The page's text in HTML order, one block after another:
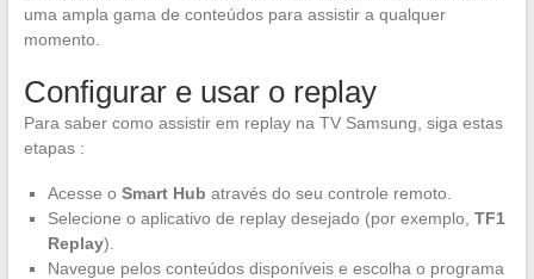
uma ampla gama de conteúdos para assistir a qualquer
momento.
Configurar e usar o replay
Para saber como assistir em replay na TV Samsung, siga estas
etapas :
Acesse o Smart Hub através do seu controle remoto.
Selecione o aplicativo de replay desejado (por exemplo, TF1
Replay).
Navegue pelos conteúdos disponíveis e escolha o programa